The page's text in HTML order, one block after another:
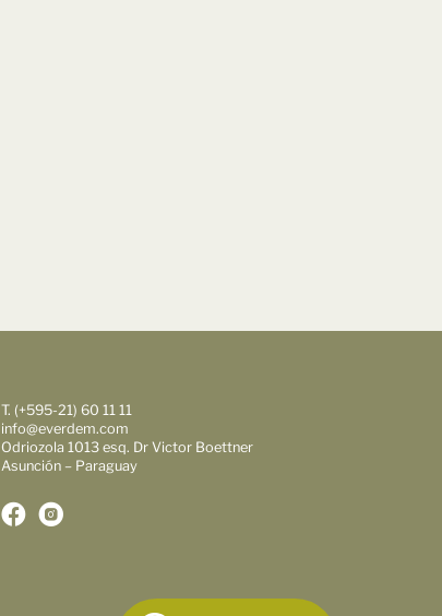
T. (+595-21) 60 11 11
info@everdem.com
Odriozola 1013 esq. Dr Victor Boettner
Asunción – Paraguay